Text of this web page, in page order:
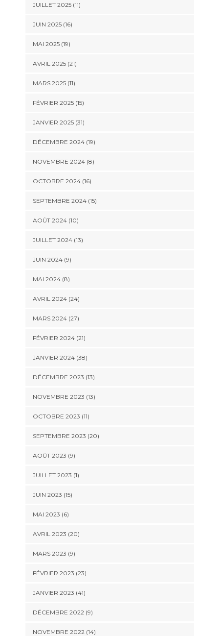
JUILLET 2025 (11)
JUIN 2025 (16)
MAI 2025 (19)
AVRIL 2025 (21)
MARS 2025 (11)
FÉVRIER 2025 (15)
JANVIER 2025 (31)
DÉCEMBRE 2024 (19)
NOVEMBRE 2024 (8)
OCTOBRE 2024 (16)
SEPTEMBRE 2024 (15)
AOÛT 2024 (10)
JUILLET 2024 (13)
JUIN 2024 (9)
MAI 2024 (8)
AVRIL 2024 (24)
MARS 2024 (27)
FÉVRIER 2024 (21)
JANVIER 2024 (38)
DÉCEMBRE 2023 (13)
NOVEMBRE 2023 (13)
OCTOBRE 2023 (11)
SEPTEMBRE 2023 (20)
AOÛT 2023 (9)
JUILLET 2023 (1)
JUIN 2023 (15)
MAI 2023 (6)
AVRIL 2023 (20)
MARS 2023 (9)
FÉVRIER 2023 (23)
JANVIER 2023 (41)
DÉCEMBRE 2022 (9)
NOVEMBRE 2022 (14)